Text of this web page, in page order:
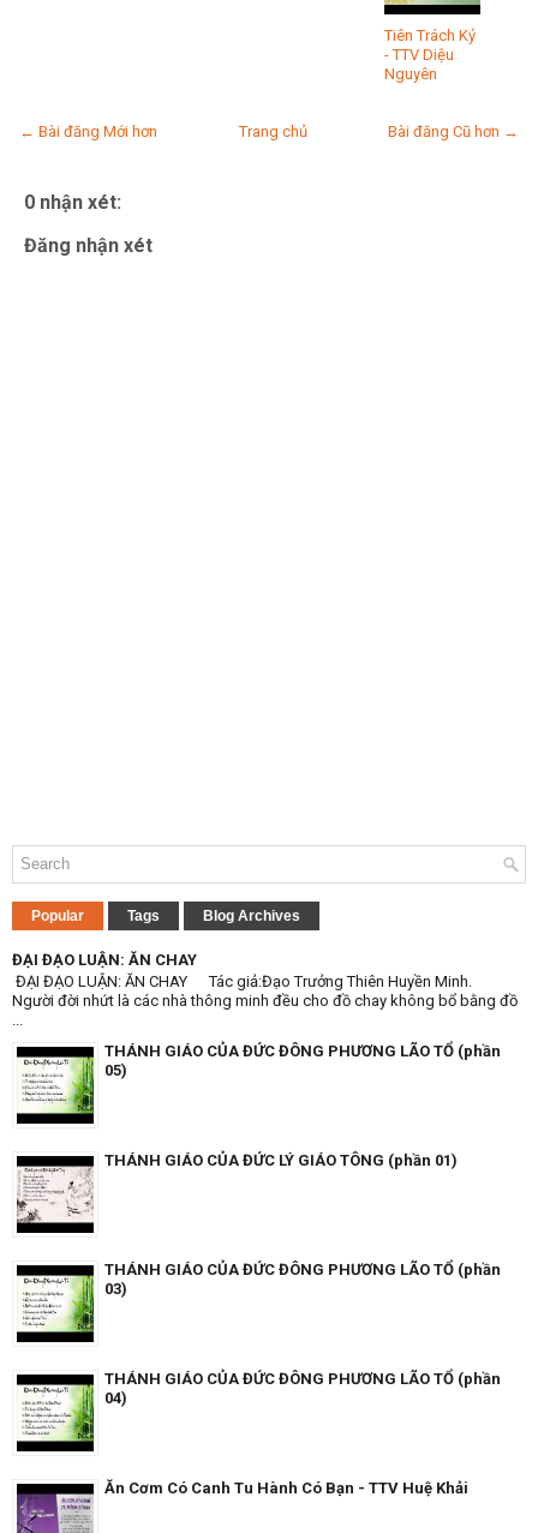
Tiên Trách Kỷ
- TTV Diệu
Nguyên
← Bài đăng Mới hơn Bài đăng Cũ hơn →
Trang chủ
0 nhận xét:
Đăng nhận xét
Popular Tags Blog Archives
ĐẠI ĐẠO LUẬN: ĂN CHAY
ĐẠI ĐẠO LUẬN: ĂN CHAY Tác giả:Đạo Trưởng Thiên Huyền Minh.
Người đời nhứt là các nhà thông minh đều cho đồ chay không bổ bằng đồ
...
THÁNH GIÁO CỦA ĐỨC ĐÔNG PHƯƠNG LÃO TỔ (phần
05)
THÁNH GIÁO CỦA ĐỨC LÝ GIÁO TÔNG (phần 01)
THÁNH GIÁO CỦA ĐỨC ĐÔNG PHƯƠNG LÃO TỔ (phần
03)
THÁNH GIÁO CỦA ĐỨC ĐÔNG PHƯƠNG LÃO TỔ (phần
04)
Ăn Cơm Có Canh Tu Hành Có Bạn - TTV Huệ Khải